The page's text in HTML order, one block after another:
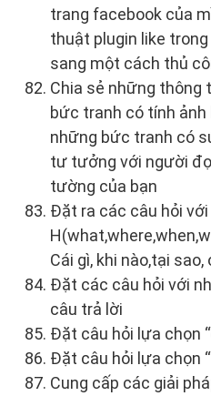
trang facebook của
thuật plugin like
sang một cách thủ
Chia sẻ những thông
bức tranh có tính
những bức tranh có
tư tưởng với người
tường của bạn
Đặt ra các câu hỏi
Cái gì, khi nào,tại
Đặt các câu hỏi với
câu trả lời
Đặt câu hỏi lựa chọn
Đặt câu hỏi lựa chọn
Cung cấp các giải